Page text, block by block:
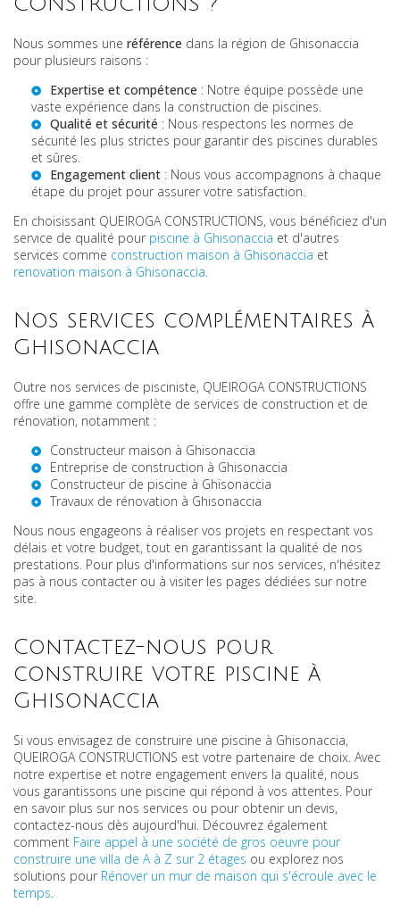
Nous sommes une référence dans la région de Ghisonaccia
pour plusieurs raisons :
Expertise et compétence : Notre équipe possède une
vaste expérience dans la construction de piscines.
Qualité et sécurité : Nous respectons les normes de
sécurité les plus strictes pour garantir des piscines durables
et sûres.
Engagement client : Nous vous accompagnons à chaque
étape du projet pour assurer votre satisfaction.
En choisissant QUEIROGA CONSTRUCTIONS, vous bénéficiez d'un
service de qualité pour piscine à Ghisonaccia et d'autres
services comme construction maison à Ghisonaccia et
renovation maison à Ghisonaccia
Nos services complémentaires à
Ghisonaccia
Outre nos services de pisciniste, QUEIROGA CONSTRUCTIONS
offre une gamme complète de services de construction et de
rénovation, notamment :
Constructeur maison à Ghisonaccia
Entreprise de construction à Ghisonaccia
Constructeur de piscine à Ghisonaccia
Travaux de rénovation à Ghisonaccia
Nous nous engageons à réaliser vos projets en respectant vos
délais et votre budget, tout en garantissant la qualité de nos
prestations. Pour plus d'informations sur nos services, n'hésitez
pas à nous contacter ou à visiter les pages dédiées sur notre
site.
Contactez-nous pour
construire votre piscine à
Ghisonaccia
Si vous envisagez de construire une piscine à Ghisonaccia,
QUEIROGA CONSTRUCTIONS est votre partenaire de choix. Avec
notre expertise et notre engagement envers la qualité, nous
vous garantissons une piscine qui répond à vos attentes. Pour
en savoir plus sur nos services ou pour obtenir un devis,
contactez-nous dès aujourd'hui. Découvrez également
comment Faire appel à une société de gros oeuvre pour
construire une villa de A à Z sur 2 étages ou explorez nos
solutions pour Rénover un mur de maison qui s'écroule avec le
temps